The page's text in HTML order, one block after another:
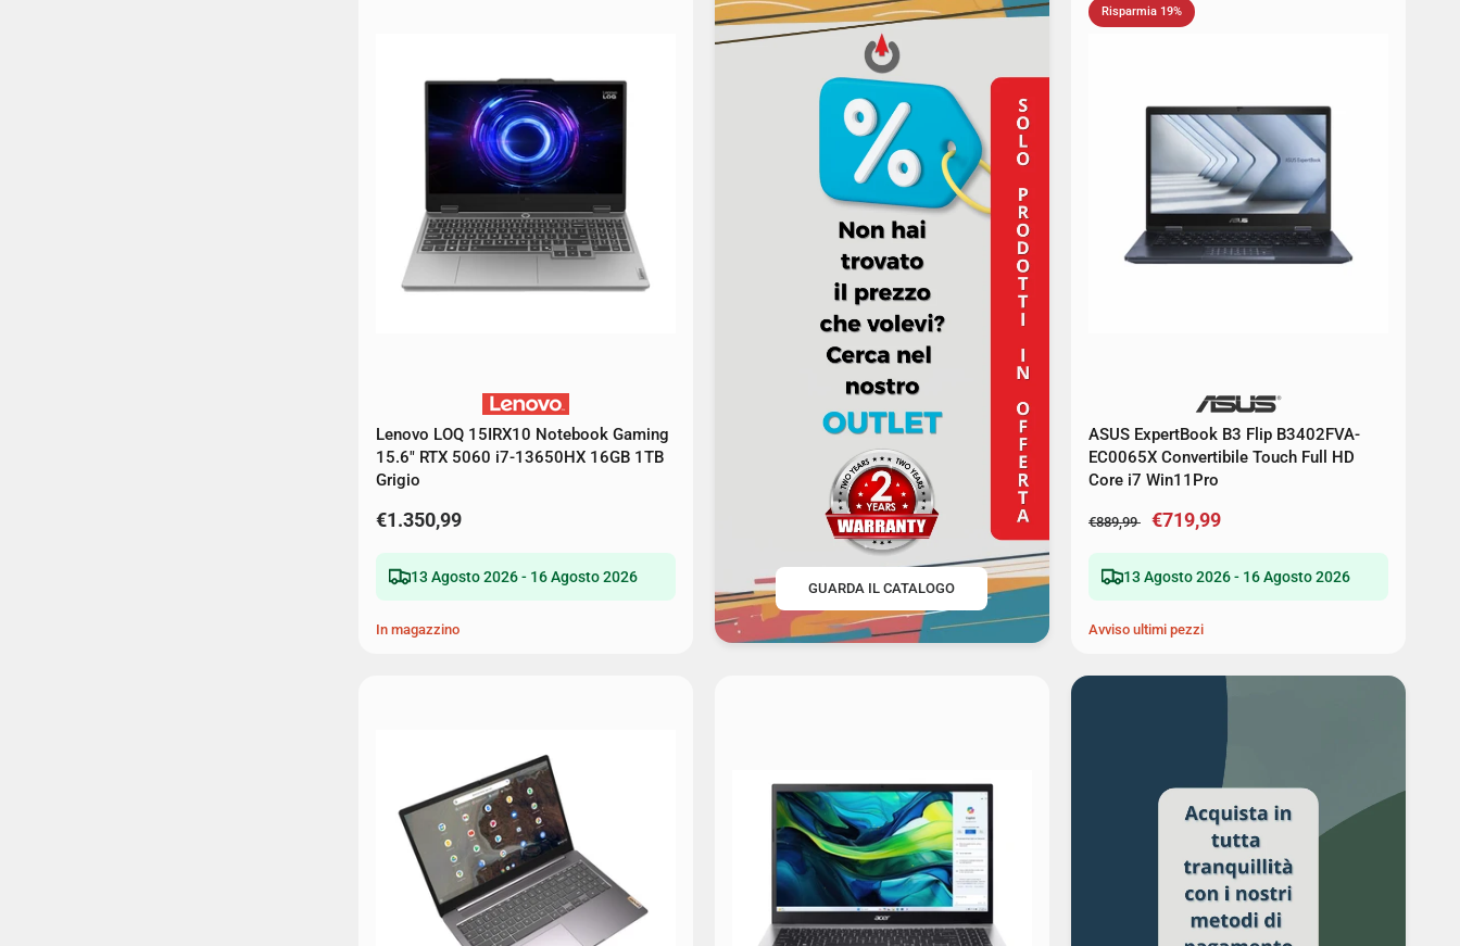
Lenovo LOQ 15IRX10 Notebook Gaming
15.6" RTX 5060 i7-13650HX 16GB 1TB
Grigio
€1.350,99
13 Agosto 2026 - 16 Agosto 2026
In magazzino
GUARDA IL CATALOGO
Risparmia 19%
ASUS ExpertBook B3 Flip B3402FVA-
EC0065X Convertibile Touch Full HD
Core i7 Win11Pro
€889,99 €719,99
13 Agosto 2026 - 16 Agosto 2026
Avviso ultimi pezzi